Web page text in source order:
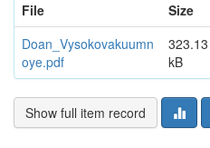
File
Size
Doan_Vysokovakuumn
oye.pdf
323.13
kB
Show full item record